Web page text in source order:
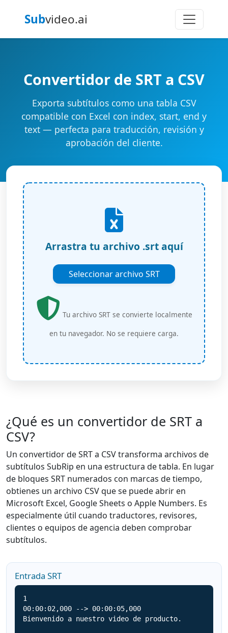
Subvideo.ai
Convertidor de SRT a CSV
Exporta subtítulos como una tabla CSV
compatible con Excel con index, start, end y
text — perfecta para traducción, revisión y
aprobación del cliente.
Arrastra tu archivo .srt aquí
Seleccionar archivo SRT
Tu archivo SRT se convierte localmente
en tu navegador. No se requiere carga.
¿Qué es un convertidor de SRT a
CSV?
Un convertidor de SRT a CSV transforma archivos de
subtítulos SubRip en una estructura de tabla. En lugar
de bloques SRT numerados con marcas de tiempo,
obtienes un archivo CSV que se puede abrir en
Microsoft Excel, Google Sheets o Apple Numbers. Es
especialmente útil cuando traductores, revisores,
clientes o equipos de agencia deben comprobar
subtítulos.
Entrada SRT
1
00:00:02,000 --> 00:00:05,000
Bienvenido a nuestro video de producto.